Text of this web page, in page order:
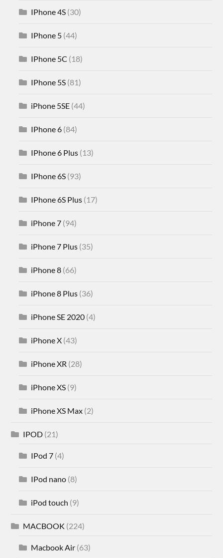
IPhone 4S (30)
IPhone 5 (44)
IPhone 5C (18)
IPhone 5S (81)
iPhone 5SE (44)
IPhone 6 (84)
IPhone 6 Plus (13)
IPhone 6S (93)
IPhone 6S Plus (17)
iPhone 7 (94)
iPhone 7 Plus (35)
iPhone 8 (66)
iPhone 8 Plus (36)
iPhone SE 2020 (4)
iPhone X (43)
iPhone XR (28)
iPhone XS (9)
iPhone XS Max (2)
IPOD (21)
IPod 7 (4)
IPod nano (8)
iPod touch (9)
MACBOOK (224)
Macbook Air (63)